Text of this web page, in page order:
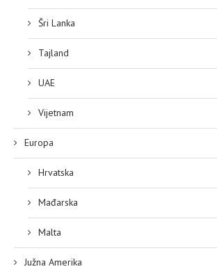
Šri Lanka
Tajland
UAE
Vijetnam
Europa
Hrvatska
Mađarska
Malta
Južna Amerika